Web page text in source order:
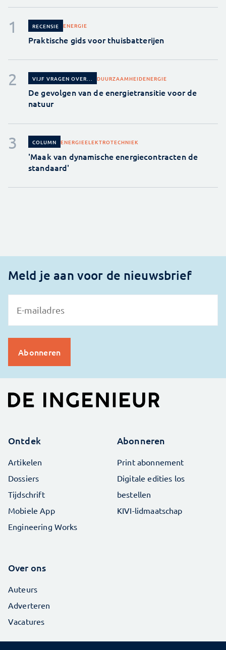
RECENSIE ENERGIE
Praktische gids voor thuisbatterijen
VIJF VRAGEN OVER... DUURZAAMHEIDENERGIE
De gevolgen van de energietransitie voor de
natuur
COLUMN ENERGIEELEKTROTECHNIEK
'Maak van dynamische energiecontracten de
standaard'
Meld je aan voor de nieuwsbrief
Ontdek
Artikelen
Dossiers
Tijdschrift
Mobiele App
Engineering Works
Abonneren
Print abonnement
Digitale edities los
bestellen
KIVI-lidmaatschap
Over ons
Auteurs
Adverteren
Vacatures